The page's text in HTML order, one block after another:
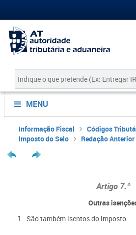
MENU
Informação Fiscal Códigos
Imposto do Selo
Redação Anterior
Artigo 7.º
Outras
1 - São também isentos do imposto: